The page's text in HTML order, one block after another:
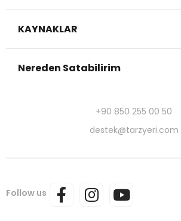
KAYNAKLAR
Nereden Satabilirim
+90 850 255 00 50
destek@tarzyeri.com
Follow us